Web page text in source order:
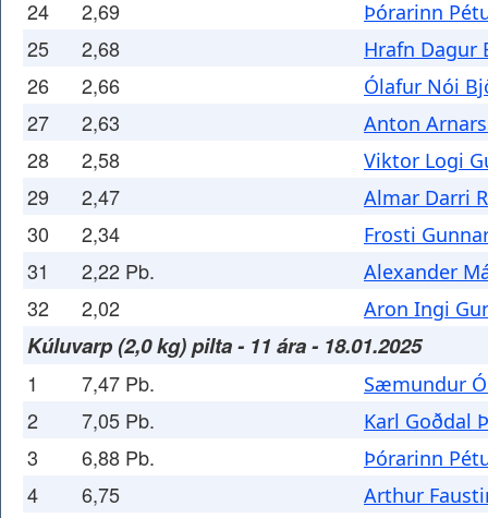
24 2,69 Þórarinn
25 2,68 Hrafn Dagur
26 2,66 Ólafur Nói
27 2,63 Anton
28 2,58 Viktor Logi
29 2,47 Almar Darri
30 2,34 Frosti
31 2,22 Pb. Alexander
32 2,02 Aron Ingi
Kúluvarp (2,0 kg) pilta - 11 ára - 18.01.2025
1 7,47 Pb. Sæmundur
2 7,05 Pb. Karl Goðdal
3 6,88 Pb. Þórarinn
4 6,75 Arthur